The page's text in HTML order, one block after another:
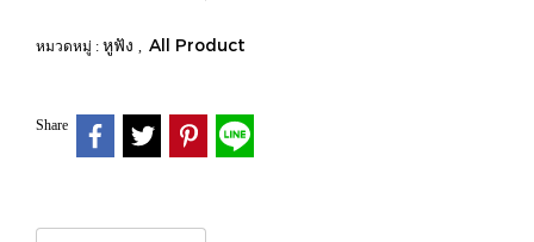
หมวดหมู่ : หูฟัง , All Product
Share